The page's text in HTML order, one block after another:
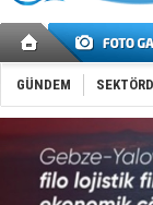
GÜNDEM